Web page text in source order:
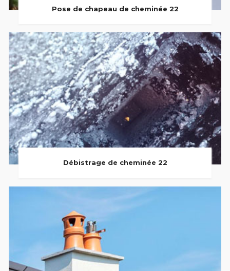
Pose de chapeau de cheminée 22
Débistrage de cheminée 22